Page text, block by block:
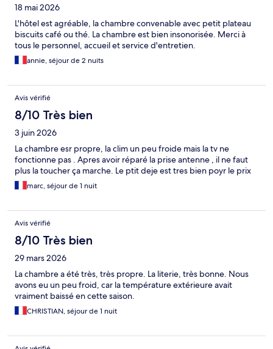
18 mai 2026
L'hôtel est agréable, la chambre convenable avec petit plateau
biscuits café ou thé. La chambre est bien insonorisée. Merci à
tous le personnel, accueil et service d'entretien.
annie, séjour de 2 nuits
Avis vérifié
8/10 Très bien
3 juin 2026
La chambre esr propre, la clim un peu froide mais la tv ne
fonctionne pas . Apres avoir réparé la prise antenne , il ne faut
plus la toucher ça marche. Le ptit deje est tres bien poyr le prix
marc, séjour de 1 nuit
Avis vérifié
8/10 Très bien
29 mars 2026
La chambre a été très, très propre. La literie, très bonne. Nous
avons eu un peu froid, car la température extérieure avait
vraiment baissé en cette saison.
CHRISTIAN, séjour de 1 nuit